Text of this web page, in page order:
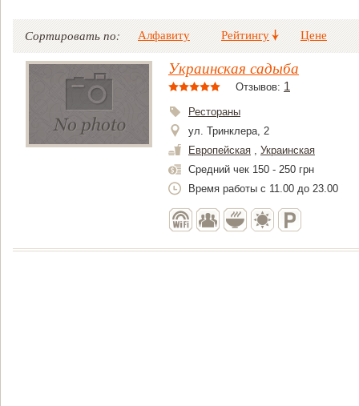
Сортировать по: Алфавиту Рейтингу Цене
Украинская садыба
Отзывов: 1
Рестораны
ул. Тринклера, 2
Европейская , Украинская
Средний чек 150 - 250 грн
Время работы с 11.00 до 23.00